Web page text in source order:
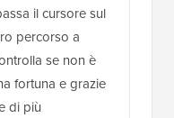
il cursore sul
percorso a
se non è
fortuna e grazie
di più